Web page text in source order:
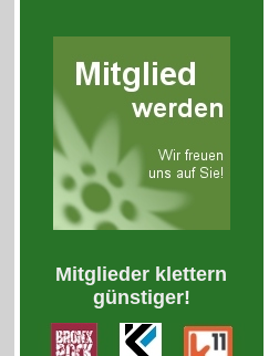
Mitglieder klettern
günstiger!